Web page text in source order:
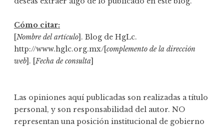
Cómo citar:
[Nombre del artículo]. Blog de HgLc.
http://www.hglc.org.mx/[complemento de la dirección
web]. [Fecha de consulta]
Las opiniones aquí publicadas son realizadas a título
personal, y son responsabilidad del autor. NO
representan una posición institucional de gobierno